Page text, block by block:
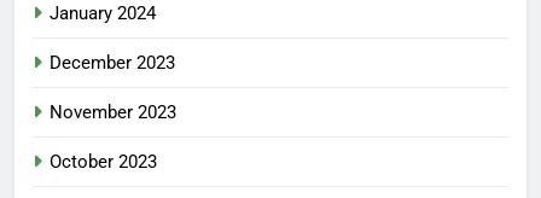
January 2024
December 2023
November 2023
October 2023